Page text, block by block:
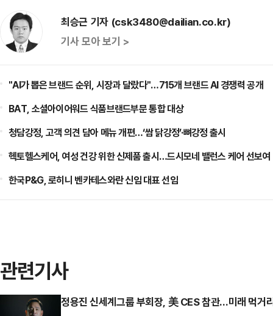
최승근 기자 (csk3480@dailian.co.kr)
기사 모아 보기 >
"AI가 뽑은 브랜드 순위, 시장과 달랐다"…715개 브랜드 AI 경쟁력 공개
BAT, 소셜아이어워드 식품브랜드부문 통합 대상
청담강정, 고객 의견 담아 메뉴 개편…‘쌈 닭강정’·뼈강정 출시
헥토헬스케어, 여성 건강 위한 신제품 출시…드시모네 밸런스 케어 선보여
한국P&G, 로히니 벤카테스와란 신임 대표 선임
관련기사
정용진 신세계그룹 부회장, 美 CES 참관…미래 먹거